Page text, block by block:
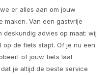
er alles aan om jouw
maken. Van een gastvrije
advies op maat: wij
de fiets stapt. Of je nu een
of jouw fiets laat
je altijd de beste service